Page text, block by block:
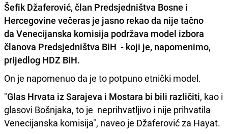
Šefik Džaferović, član Predsjedništva Bosne i
Hercegovine večeras je jasno rekao da nije tačno
da Venecijanska komisija podržava model izbora
članova Predsjedništva BiH - koji je, napomenimo,
prijedlog HDZ BiH.
On je napomenuo da je to potpuno etnički model.
"Glas Hrvata iz Sarajeva i Mostara bi bili različiti, kao i
glasovi Bošnjaka, to je neprihvatljivo i nije prihvatila
Venecijanska komisija", naveo je Džaferović za Hayat.